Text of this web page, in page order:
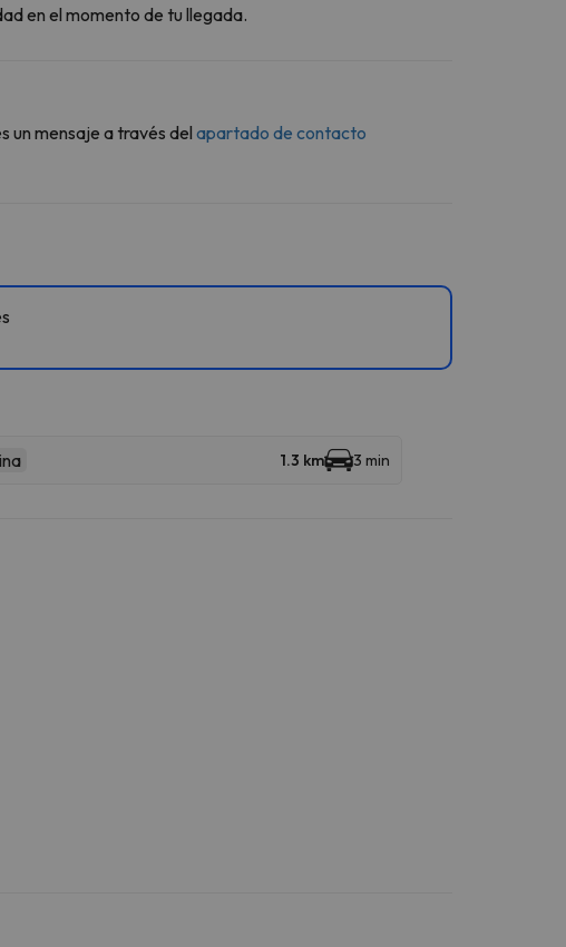
en el momento de tu llegada.
un mensaje a través del apartado de contacto
1.3 km 3 min